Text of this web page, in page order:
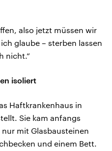
also jetzt müssen wir
glaube – sterben lassen
nicht.“
isoliert
Haftkrankenhaus in
Sie kam anfangs
mit Glasbausteinen
und einem Bett.